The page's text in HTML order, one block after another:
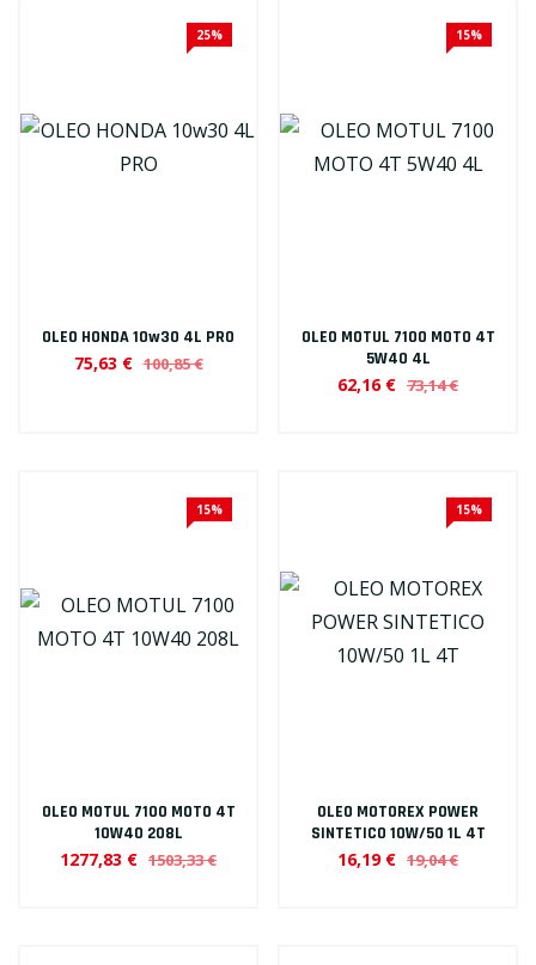
25%
OLEO HONDA 10w30 4L PRO
75,63 € 100,85 €
15%
OLEO MOTUL 7100 MOTO 4T
5W40 4L
62,16 € 73,14 €
15%
OLEO MOTUL 7100 MOTO 4T
10W40 208L
1277,83 € 1503,33 €
15%
OLEO MOTOREX POWER
SINTETICO 10W/50 1L 4T
16,19 € 19,04 €